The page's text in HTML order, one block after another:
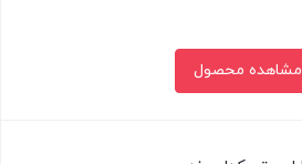
مشاهده محصول